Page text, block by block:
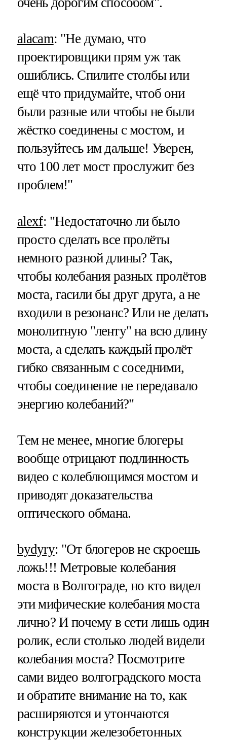
alacam: "Не думаю, что
проектировщики прям уж так
ошиблись. Спилите столбы или
ещё что придумайте, чтоб они
были разные или чтобы не были
жёстко соединены с мостом, и
пользуйтесь им дальше! Уверен,
что 100 лет мост прослужит без
проблем!"
alexf: "Недостаточно ли было
просто сделать все пролёты
немного разной длины? Так,
чтобы колебания разных пролётов
моста, гасили бы друг друга, а не
входили в резонанс? Или не делать
монолитную "ленту" на всю длину
моста, а сделать каждый пролёт
гибко связанным с соседними,
чтобы соединение не передавало
энергию колебаний?"
Тем не менее, многие блогеры
вообще отрицают подлинность
видео с колеблющимся мостом и
приводят доказательства
оптического обмана.
bydyry: "От блогеров не скроешь
ложь!!! Метровые колебания
моста в Волгограде, но кто видел
эти мифические колебания моста
лично? И почему в сети лишь один
ролик, если столько людей видели
колебания моста? Посмотрите
сами видео волгоградского моста
и обратите внимание на то, как
расширяются и утончаются
конструкции железобетонных